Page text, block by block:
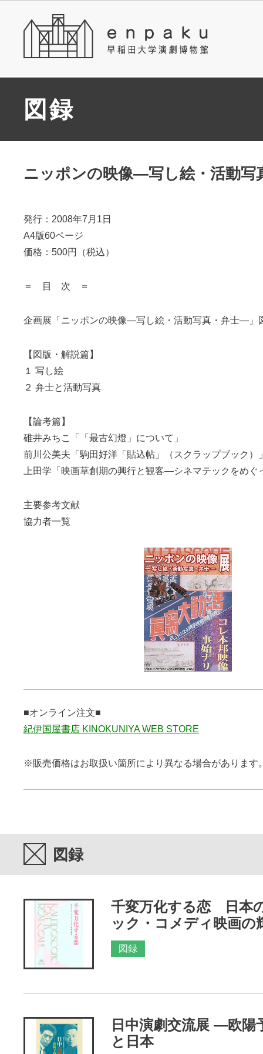
図録
ニッポンの映像―写し絵・活動
発行：2008年7月1日
A4版60ページ
価格：500円（税込）
＝ 目 次 ＝
企画展「ニッポンの映像―写し絵・活動写真・弁士―」
【図版・解説篇】
１ 写し絵
２ 弁士と活動写真
【論考篇】
碓井みちこ「「最古幻燈」について」
前川公美夫「駒田好洋「貼込帖」（スクラップブック）
上田学「映画草創期の興行と観客―シネマテックをめ
主要参考文献
協力者一覧
■オンライン注文■
紀伊国屋書店 KINOKUNIYA WEB STORE
※販売価格はお取扱い箇所により異なる場合があります
図録
千変万化する恋 日本
ック・コメディ映画の
図録
日中演劇交流展 ―欧陽
と日本